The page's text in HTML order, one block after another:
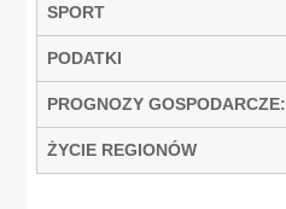
SPORT
PODATKI
PROGNOZY GOSPODARCZE:
ŻYCIE REGIONÓW